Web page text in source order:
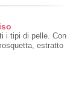
i tipi di pelle. Con
estratto